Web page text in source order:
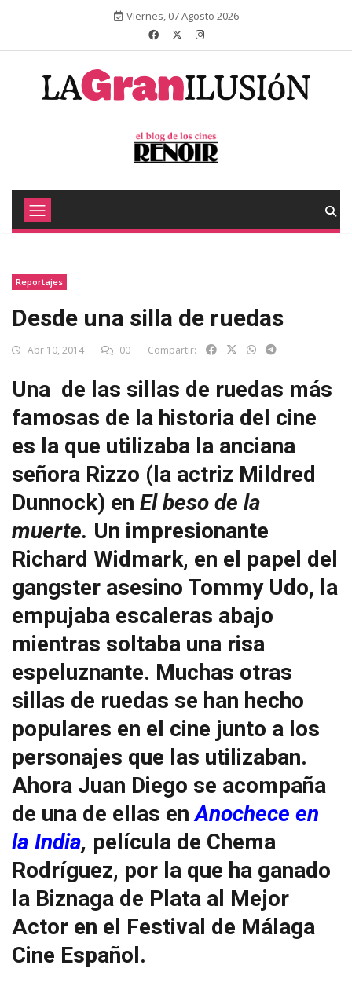
Viernes, 07 Agosto 2026
Reportajes
Desde una silla de ruedas
Abr 10, 2014 00 Compartir:
Una de las sillas de ruedas más
famosas de la historia del cine
es la que utilizaba la anciana
señora Rizzo (la actriz Mildred
Dunnock) en El beso de la
muerte. Un impresionante
Richard Widmark, en el papel del
gangster asesino Tommy Udo, la
empujaba escaleras abajo
mientras soltaba una risa
espeluznante. Muchas otras
sillas de ruedas se han hecho
populares en el cine junto a los
personajes que las utilizaban.
Ahora Juan Diego se acompaña
de una de ellas enAnochece en
la India, película de Chema
Rodríguez, por la que ha ganado
la Biznaga de Plata al Mejor
Actor en el Festival de Málaga
Cine Español.